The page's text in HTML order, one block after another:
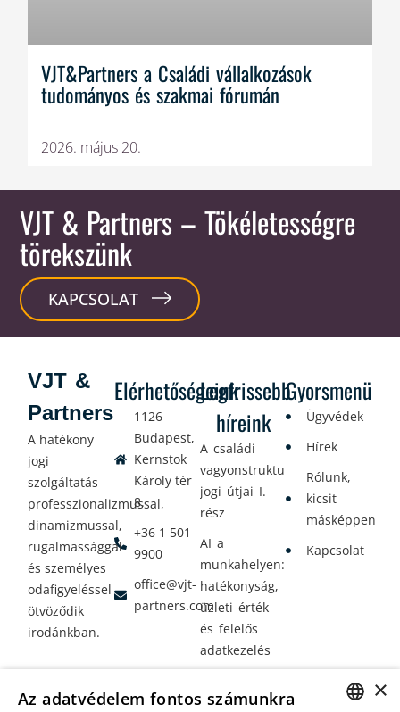
VJT&Partners a Családi vállalkozások
tudományos és szakmai fórumán
2026. május 20.
VJT & Partners – Tökéletességre
törekszünk
KAPCSOLAT
Elérhetőségeink
1126
Budapest,
Kernstok
Károly tér
8.
+36 1 501
9900
office@vjt-
partners.com
Legfrissebb
híreink
A családi
vagyonstrukturálás
jogi útjai I.
rész
AI a
munkahelyen:
hatékonyság,
üzleti érték
és felelős
adatkezelés
amikor a jövő
Gyorsmenü
Ügyvédek
Hírek
Rólunk,
kicsit
másképpen
Kapcsolat
VJT &
Partners
A hatékony
jogi
szolgáltatás
professzionalizmussal,
dinamizmussal,
rugalmassággal
és személyes
odafigyeléssel
ötvöződik
irodánkban.
×
Az adatvédelem fontos számunkra